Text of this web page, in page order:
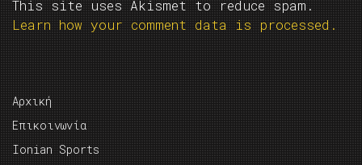
This site uses Akismet to reduce spam.
Learn how your comment data is processed.
Αρχική
Επικοινωνία
Ionian Sports